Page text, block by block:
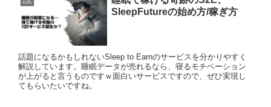
x2E
SleepFutureの始め方/稼ぎ方
話題になるかもしれないSleep to Earnのサービスを分かりやすく
解説しています。睡眠データが売れるなら、寝るモチベーション
が上がると言うものですｗ面白いサービスですので、ぜひ実現し
てもらいたいですね。